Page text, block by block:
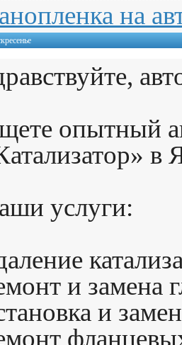
на
опытный
в
услуги:
и замена
и